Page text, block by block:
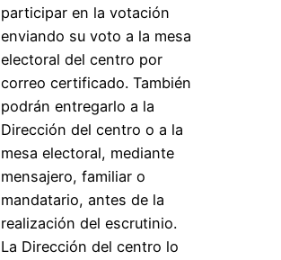
participar en la votación
enviando su voto a la mesa
electoral del centro por
correo certificado. También
podrán entregarlo a la
Dirección del centro o a la
mesa electoral, mediante
mensajero, familiar o
mandatario, antes de la
realización del escrutinio.
La Dirección del centro lo